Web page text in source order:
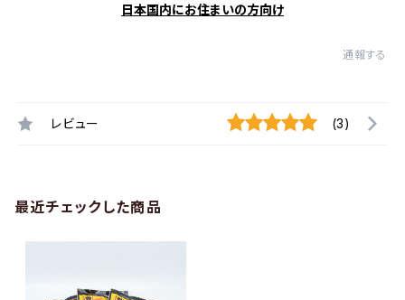
日本国内にお住まいの方向け
通報する
レビュー (3)
最近チェックした商品